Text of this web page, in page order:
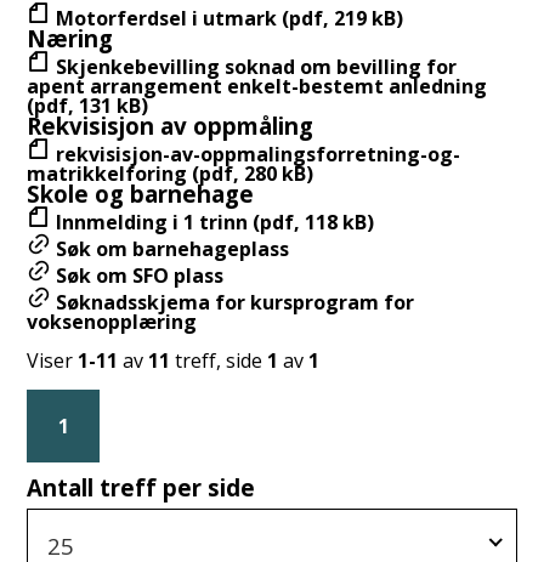
Motorferdsel i utmark (pdf, 219 kB)
Næring
Skjenkebevilling soknad om bevilling for
apent arrangement enkelt-bestemt anledning
(pdf, 131 kB)
Rekvisisjon av oppmåling
rekvisisjon-av-oppmalingsforretning-og-
matrikkelforing (pdf, 280 kB)
Skole og barnehage
Innmelding i 1 trinn (pdf, 118 kB)
Søk om barnehageplass
Søk om SFO plass
Søknadsskjema for kursprogram for
voksenopplæring
Viser 1-11 av 11 treff, side 1 av 1
1
Antall treff per side
25